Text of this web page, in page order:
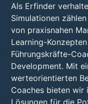
Als Erfinder
Simulationen
von praxisnahen
Learning-
Führungskräfte-
Development. Mit
werteorientierten
Coaches bieten wir